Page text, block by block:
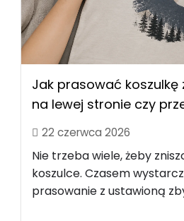
Jak prasować koszulkę
na lewej stronie czy
22 czerwca 2026
Nie trzeba wiele, żeby
koszulce. Czasem
prasowanie z ustawioną